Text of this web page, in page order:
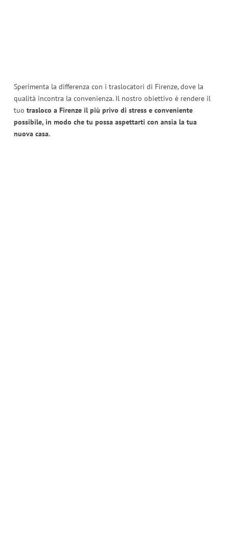
Sperimenta la differenza con i traslocatori di Firenze, dove la
qualità incontra la convenienza. Il nostro obiettivo è rendere il
tuo trasloco a Firenze il più privo di stress e conveniente
possibile, in modo che tu possa aspettarti con ansia la tua
nuova casa.